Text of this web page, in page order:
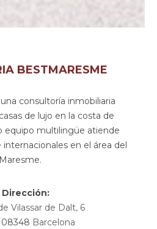
BESTMARESME
consultoría inmobiliaria
de lujo en la costa de
equipo multilingüe atiende
en el área del
Maresme.
Dirección:
Vilassar de Dalt, 6
Barcelona